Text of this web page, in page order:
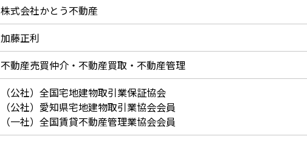
株式会社かとう不動産
加藤正利
不動産売買仲介・不動産買取・不動産管理
（公社）全国宅地建物取引業保証協会
（公社）愛知県宅地建物取引業協会会員
（一社）全国賃貸不動産管理業協会会員